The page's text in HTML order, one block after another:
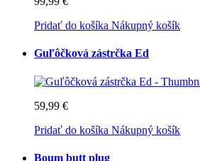
Pridať do košíka Nákupný košík
Guľôčková zástrčka Ed
59,99 €
Pridať do košíka Nákupný košík
Boum butt plug